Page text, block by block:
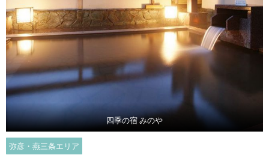
四季の宿 みのや
弥彦・燕三条エリア